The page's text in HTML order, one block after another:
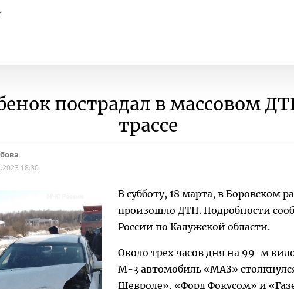
пострадал в массовом
трассе
18:30
В субботу, 18 марта, в Боровском
произошло ДТП. Подробности
России по Калужской области.
Около трех часов дня на 99-м
М-3 автомобиль «МАЗ»
Шевроле», «Форд Фокусом» и